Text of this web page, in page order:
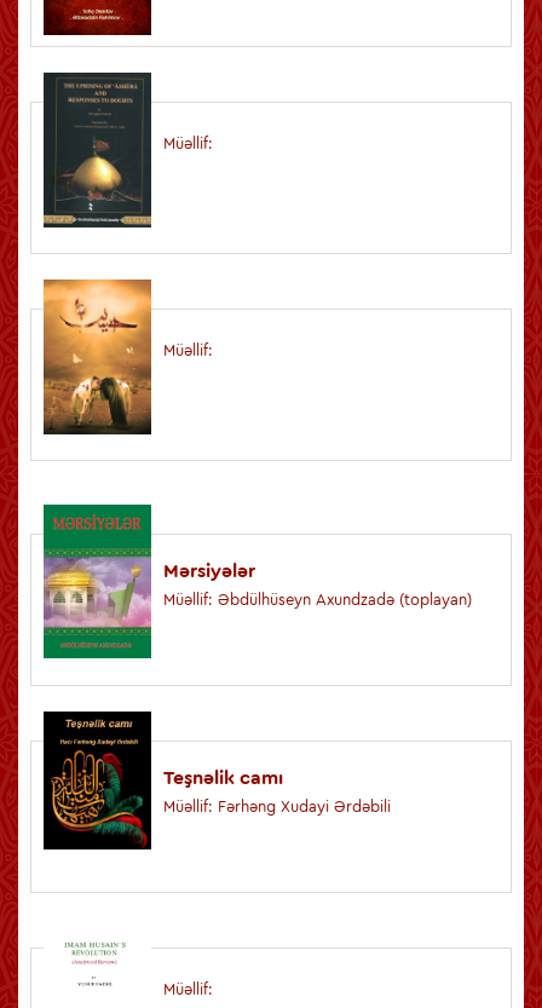
Müəllif:
Müəllif:
Mərsiyələr
Müəllif: Əbdülhüseyn Axundzadə (toplayan)
Teşnəlik camı
Müəllif: Fərhəng Xudayi Ərdəbili
Müəllif: